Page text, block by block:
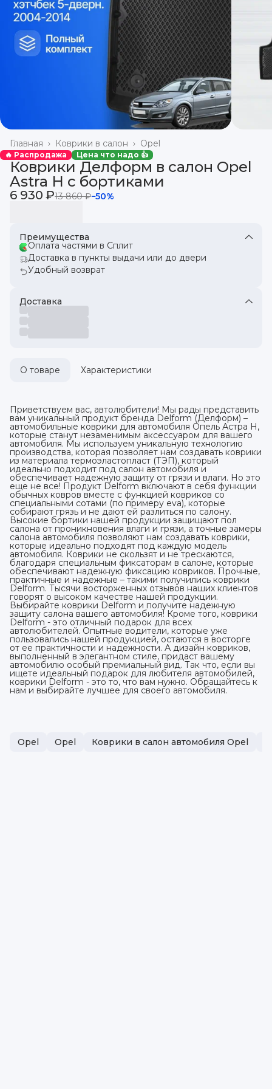
Opel
Коврики в салон ›
Главная ›
🔥 Распродажа Цена что надо 👍
Коврики Делформ в салон Opel
Astra H с бортиками
6 930 ₽13 860 ₽−50%
Преимущества
Оплата частями в Сплит
Доставка в пункты выдачи или до двери
Удобный возврат
Доставка
О товаре Характеристики
Приветствуем вас, автолюбители! Мы рады представить
вам уникальный продукт бренда Delform (Делформ) –
автомобильные коврики для автомобиля Опель Астра H,
которые станут незаменимым аксессуаром для вашего
автомобиля. Мы используем уникальную технологию
производства, которая позволяет нам создавать коврики
из материала термоэластопласт (ТЭП), который
идеально подходит под салон автомобиля и
обеспечивает надежную защиту от грязи и влаги. Но это
еще не все! Продукт Delform включают в себя функции
обычных ковров вместе с функцией ковриков со
специальными сотами (по примеру eva), которые
собирают грязь и не дают ей разлиться по салону.
Высокие бортики нашей продукции защищают пол
салона от проникновения влаги и грязи, а точные замеры
салона автомобиля позволяют нам создавать коврики,
которые идеально подходят под каждую модель
автомобиля. Коврики не скользят и не трескаются,
благодаря специальным фиксаторам в салоне, которые
обеспечивают надежную фиксацию ковриков. Прочные,
практичные и надежные – такими получились коврики
Delform. Тысячи восторженных отзывов наших клиентов
говорят о высоком качестве нашей продукции.
Выбирайте коврики Delform и получите надежную
защиту салона вашего автомобиля! Кроме того, коврики
Delform - это отличный подарок для всех
автолюбителей. Опытные водители, которые уже
пользовались нашей продукцией, остаются в восторге
от ее практичности и надежности. А дизайн ковриков,
выполненный в элегантном стиле, придаст вашему
автомобилю особый премиальный вид. Так что, если вы
ищете идеальный подарок для любителя автомобилей,
коврики Delform - это то, что вам нужно. Обращайтесь к
нам и выбирайте лучшее для своего автомобиля.
Opel Opel Коврики в салон автомобиля Opel